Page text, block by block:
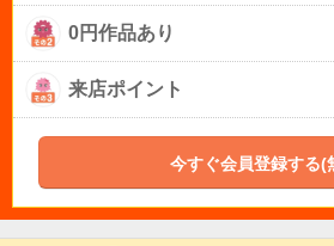
0円作品あり
来店ポイント
今すぐ会員登録する(